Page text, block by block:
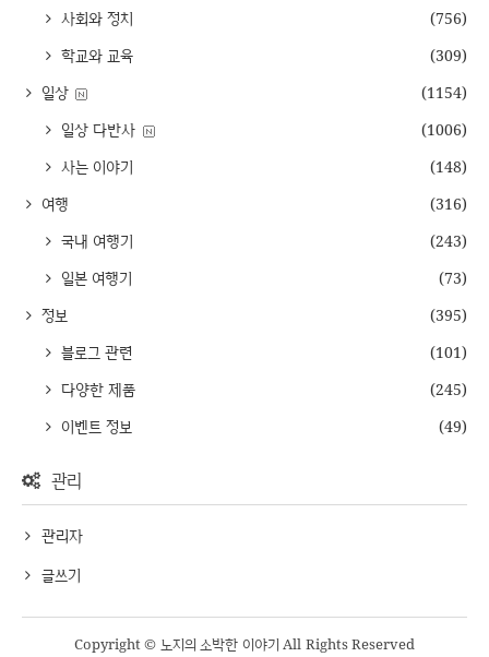
사회와 정치
(756)
학교와 교육
(309)
일상
(1154)
일상 다반사
(1006)
사는 이야기
(148)
여행
(316)
국내 여행기
(243)
일본 여행기
(73)
정보
(395)
블로그 관련
(101)
다양한 제품
(245)
이벤트 정보
(49)
관리
관리자
글쓰기
Copyright © 노지의 소박한 이야기 All Rights Reserved